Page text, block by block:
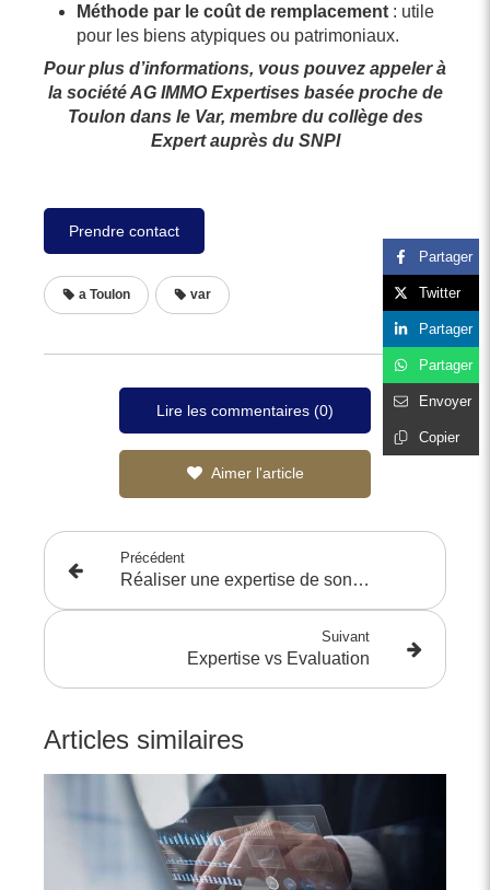
Méthode par le coût de remplacement : utile
pour les biens atypiques ou patrimoniaux.
Pour plus d’informations, vous pouvez appeler à
la société AG IMMO Expertises basée proche de
Toulon dans le Var, membre du collège des
Expert auprès du SNPI
Prendre contact
a Toulon var
Lire les commentaires (0)
Aimer l'article
Précédent
Réaliser une expertise de son appartement à Toulon
Suivant
Expertise vs Evaluation
Articles similaires
Partager
Twitter
Partager
Partager
Envoyer
Copier